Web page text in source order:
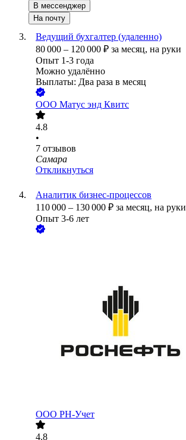
В мессенджер
На почту
Ведущий бухгалтер (удаленно)
80 000 – 120 000 ₽ за месяц, на руки
Опыт 1-3 года
Можно удалённо
Выплаты: Два раза в месяц
ООО Матус энд Квитс
4.8
•
7 отзывов
Самара
Откликнуться
Аналитик бизнес-процессов
110 000 – 130 000 ₽ за месяц, на руки
Опыт 3-6 лет
ООО РН-Учет
4.8